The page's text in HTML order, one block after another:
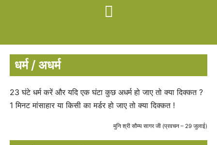
धर्म / अधर्म
23 घंटे धर्म करें और यदि एक घंटा कुछ अधर्म हो जाए तो क्या दिक्कत ?
1 मिनट मांसाहार या किसी का मर्डर हो जाए तो क्या दिक्कत !
मुनि श्री सौम्य सागर जी (प्रवचन – 29 जुलाई)